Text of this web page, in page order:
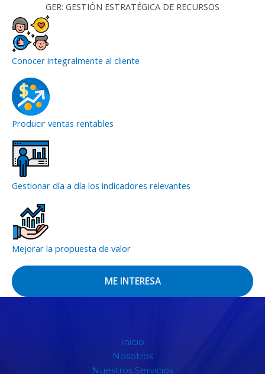
GER: GESTIÓN ESTRATÉGICA DE RECURSOS
Conocer integralmente al cliente
Producir ventas rentables
Gestionar día a día los indicadores relevantes
Mejorar la propuesta de valor
ME INTERESA
Inicio
Nosotros
Nuestros Servicios